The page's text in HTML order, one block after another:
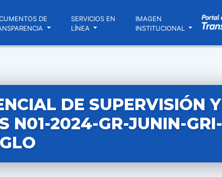
DE
SERVICIOS EN
LÍNEA
IMAGEN
INSTITUCIONAL
DE SUPERVISIÓN Y
N01-2024-GR-JUNIN-GRI-